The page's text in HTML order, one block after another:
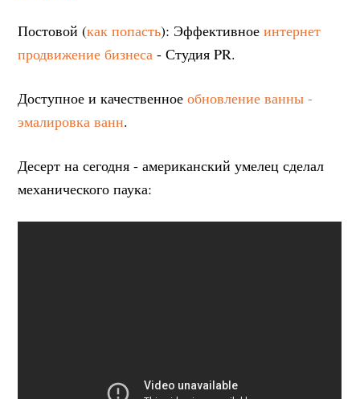
Постовой (как попасть): Эффективноеинтернет
продвижение бизнеса - Студия PR.
Доступное и качественноеобновление ванны -
эмалировка ванн.
Десерт на сегодня - американский умелец сделал
механического паука: